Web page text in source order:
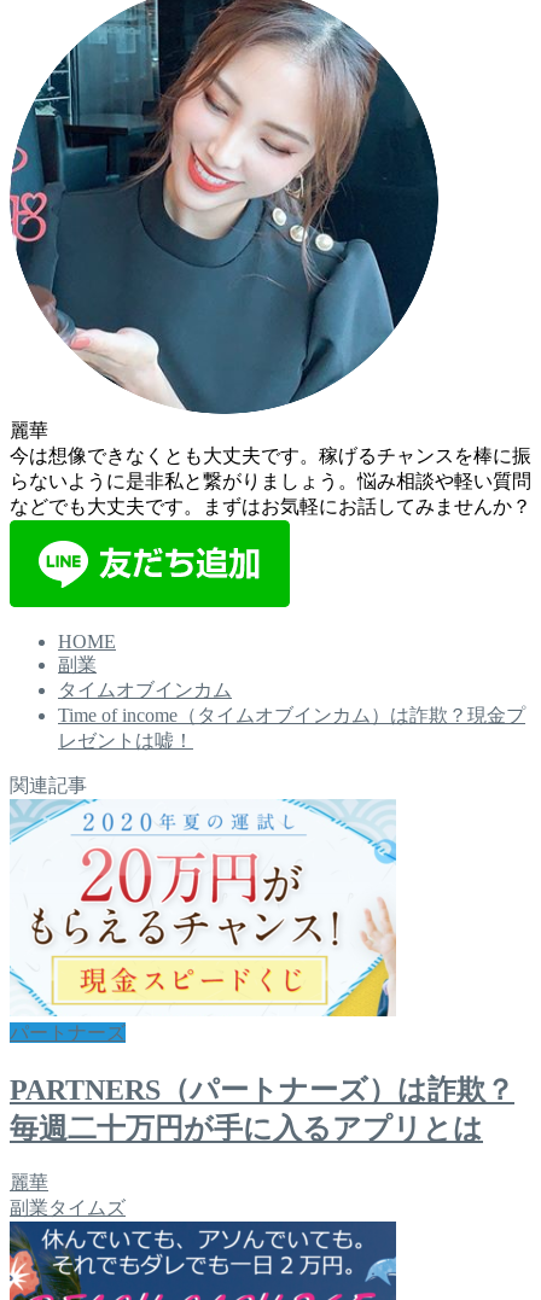
麗華
今は想像できなくとも大丈夫です。稼げるチャンスを棒に振
らないように是非私と繋がりましょう。悩み相談や軽い質問
などでも大丈夫です。まずはお気軽にお話してみませんか？
HOME
副業
タイムオブインカム
Time of income（タイムオブインカム）は詐欺？現金プ
レゼントは嘘！
関連記事
パートナーズ
PARTNERS（パートナーズ）は詐欺？
毎週二十万円が手に入るアプリとは
麗華
副業タイムズ